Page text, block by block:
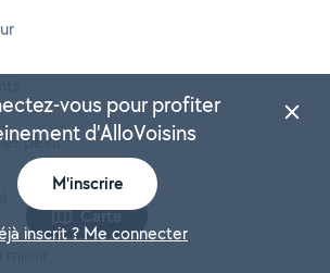
peint
Carte
vous pour profiter
d'AlloVoisins
M'inscrire
inscrit ? Me connecter